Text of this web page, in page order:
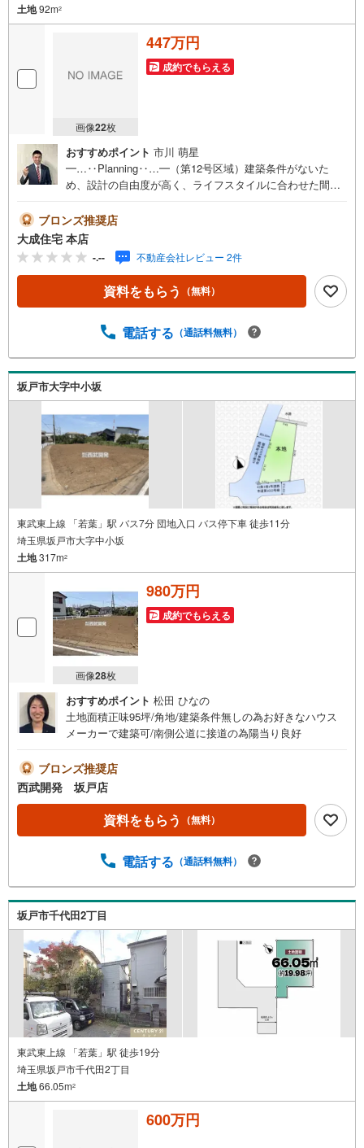
土地92m2
画像22枚
447万円
成約でもらえる
おすすめポイント 市川 萌星
━…‥Planning‥…━（第12号区域）建築条件がないた
め、設計の自由度が高く、ライフスタイルに合わせた間取
ペースで家づくりを進めたい』そんな方にぴったりの建築
条件なし土地です。ご希望に合わせた建築プランのご相談
も可能です＾＾━…‥Design‥…━当物件では建築会社は
自由にお選びいただけますが、当社住宅仕様「COCOYUN
O」での建築プランのご相談も可能です。一人ひとりの暮
らしに寄り添った自由設計を基本に、耐震等級3・制震装
久外壁材など見えない部分にも配慮し、安心して長く暮ら
立中山小学校まで徒歩8分！6年間通うのにも安心・安全の
距離ですね＾＾期間限定商品やホットスナックが急に食べ
たくなってもすぐ買いに行けるセブンイレブンまで徒歩7
分！毎日消費される 食品・飲料など 必要不可欠なスーパー
ヤオコーまで徒歩6分！
ブロンズ推奨店
大成住宅 本店
-.-- 不動産会社レビュー 2件
資料をもらう （無料）
電話する （通話料無料）
坂戸市大字中小坂
東武東上線 「若葉」駅 バス7分 団地入口 バス停下車 徒歩11分
埼玉県坂戸市大字中小坂
土地317m2
画像28枚
980万円
成約でもらえる
おすすめポイント 松田 ひなの
土地面積正味95坪/角地/建築条件無しの為お好きなハウス
メーカーで建築可/南側公道に接道の為陽当り良好
ブロンズ推奨店
西武開発 坂戸店
資料をもらう （無料）
電話する （通話料無料）
坂戸市千代田2丁目
東武東上線 「若葉」駅 徒歩19分
埼玉県坂戸市千代田2丁目
土地66.05m2
600万円